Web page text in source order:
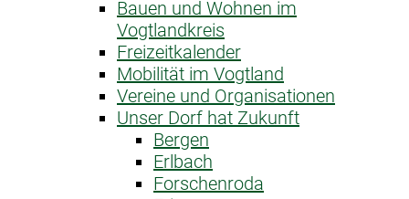
Bauen und Wohnen im
Vogtlandkreis
Freizeitkalender
Mobilität im Vogtland
Vereine und Organisationen
Unser Dorf hat Zukunft
Bergen
Erlbach
Forschenroda